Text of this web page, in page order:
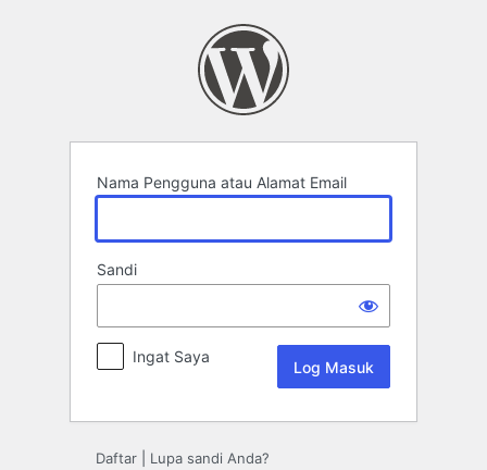
Nama Pengguna atau Alamat Email
Sandi
Ingat Saya
Daftar Lupa sandi Anda?